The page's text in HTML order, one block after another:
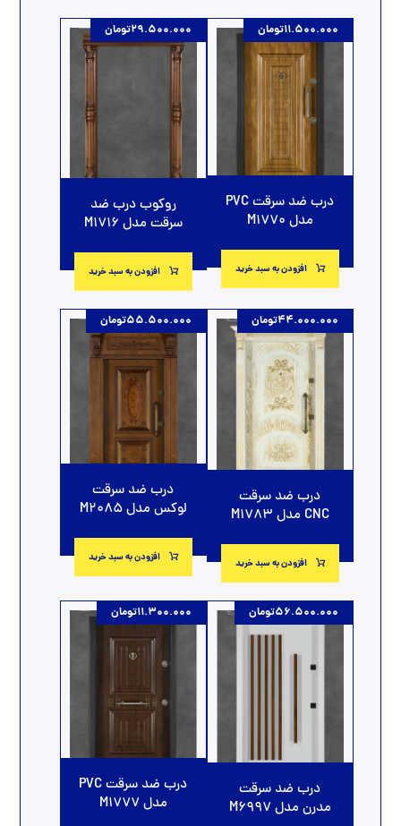
درب ضد سرقت PVC
مدل M1770
11.500.000تومان
افزودن به سبد خرید
روکوب درب ضد
سرقت مدل M1716
29.500.000تومان
افزودن به سبد خرید
درب ضد سرقت
CNC مدل M1783
44.000.000تومان
افزودن به سبد خرید
درب ضد سرقت
لوکس مدل M2085
55.500.000تومان
افزودن به سبد خرید
درب ضد سرقت
مدرن مدل M6997
56.500.000تومان
درب ضد سرقت PVC
مدل M1777
11.300.000تومان